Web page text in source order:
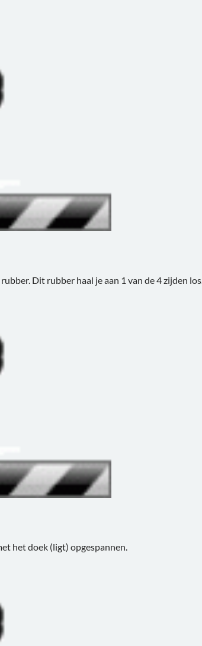
Dit rubber haal je aan 1 van de 4 zijden los.
het doek (ligt) opgespannen.